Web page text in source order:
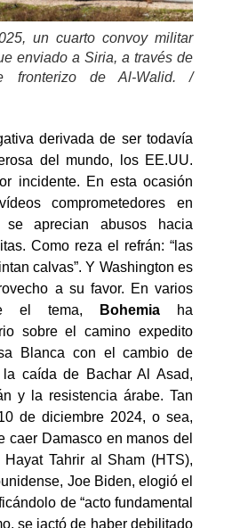
un cuarto convoy militar
enviado a Siria, a través de
fronterizo de Al-Walid. /
derivada de ser todavía
del mundo, los EE.UU.
incidente. En esta ocasión
comprometedores en
se aprecian abusos hacia
Como reza el refrán: “las
calvas”. Y Washington es
a su favor. En varios
el tema,
Bohemia ha
sobre el camino expedito
Blanca con el cambio de
caída de Bachar Al Asad,
y la resistencia árabe. Tan
de diciembre 2024, o sea,
caer Damasco en manos del
Hayat Tahrir al Sham (HTS),
Joe Biden, elogió el
de “acto fundamental
se jactó de haber debilitado